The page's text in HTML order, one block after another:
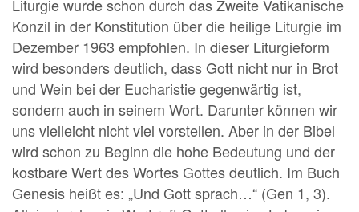
Liturgie wurde schon durch das Zweite Vatikanische
Konzil in der Konstitution über die heilige Liturgie im
Dezember 1963 empfohlen. In dieser Liturgieform
wird besonders deutlich, dass Gott nicht nur in Brot
und Wein bei der Eucharistie gegenwärtig ist,
sondern auch in seinem Wort. Darunter können wir
uns vielleicht nicht viel vorstellen. Aber in der Bibel
wird schon zu Beginn die hohe Bedeutung und der
kostbare Wert des Wortes Gottes deutlich. Im Buch
Genesis heißt es: „Und Gott sprach…“ (Gen 1, 3).